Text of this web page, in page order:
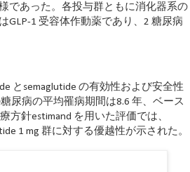
であった。各投与群ともに消化器系の
GLP-1 受容体作動薬であり、2 糖尿病
とsemaglutide の有効性および安全性
尿病の平均罹病期間は8.6 年、ベース
方針estimand を用いた評価では、
1 mg 群に対する優越性が示された。